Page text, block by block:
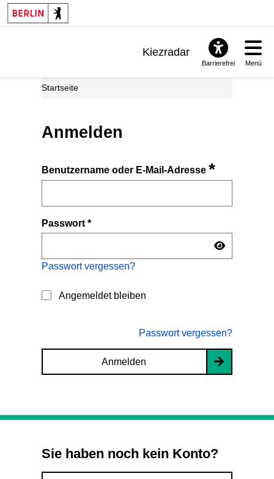
Kiezradar
Barrierefrei Menü
Startseite
Anmelden
Benutzername oder E-Mail-Adresse*
Passwort*
Passwort vergessen?
Angemeldet bleiben
Passwort vergessen?
Anmelden
Sie haben noch kein Konto?